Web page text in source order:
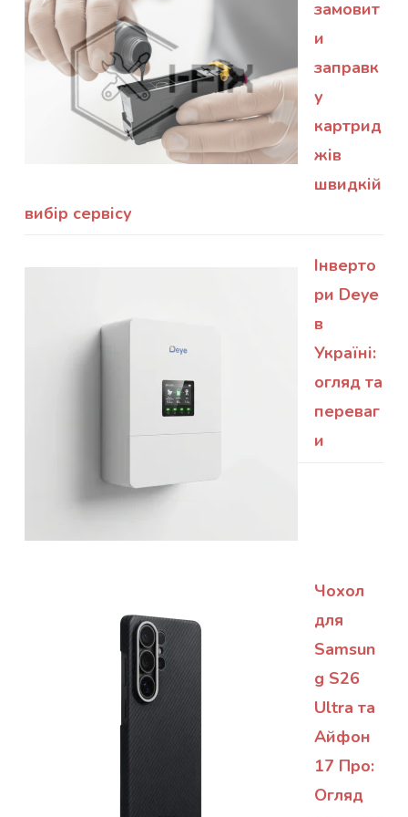
замовит
и
заправк
у
картрид
жів
швидкій
вибір сервісу
Інверто
ри Deye
в
Україні:
огляд та
переваг
и
Чохол
для
Samsun
g S26
Ultra та
Айфон
17 Про:
Огляд